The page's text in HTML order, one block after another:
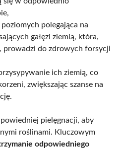
polegająca na
gałęzi ziemią, która,
prowadzi do zdrowych forsycji
ich ziemią, co
zwiększając szanse na
pielęgnacji, aby
roślinami. Kluczowym
odpowiedniego